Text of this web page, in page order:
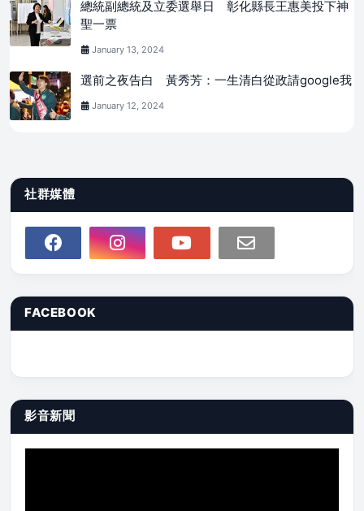
總統副總統及立委選舉日 彰化縣長王惠美投下神
聖一票
January 13, 2024
選前之夜告白 黃秀芳：一生清白從政請google我
January 12, 2024
社群媒體
FACEBOOK
影音新聞